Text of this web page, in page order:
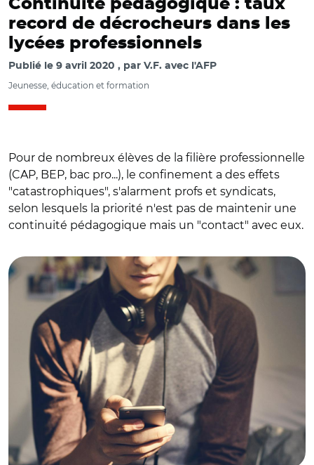
Continuité pédagogique : taux
record de décrocheurs dans les
lycées professionnels
Publié le 9 avril 2020 par V.F. avec l'AFP
Jeunesse, éducation et formation
Pour de nombreux élèves de la filière professionnelle
(CAP, BEP, bac pro...), le confinement a des effets
"catastrophiques", s'alarment profs et syndicats,
selon lesquels la priorité n'est pas de maintenir une
continuité pédagogique mais un "contact" avec eux.